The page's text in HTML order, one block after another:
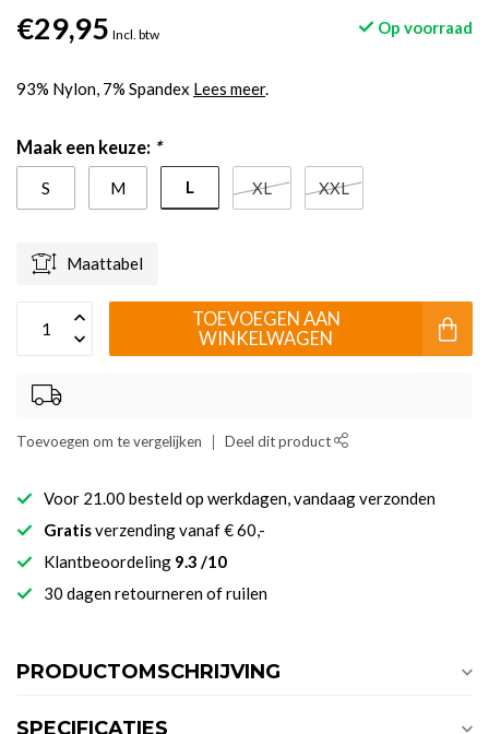
€29,95 Incl. btw Op voorraad
93% Nylon, 7% Spandex Lees meer.
Maak een keuze: *
S M L XL XXL
Maattabel
TOEVOEGEN AAN
WINKELWAGEN
Toevoegen om te vergelijken Deel dit product
Voor 21.00 besteld op werkdagen, vandaag verzonden
Gratisverzending vanaf € 60,-
Klantbeoordeling 9.3 /10
30 dagen retourneren of ruilen
PRODUCTOMSCHRIJVING
SPECIFICATIES